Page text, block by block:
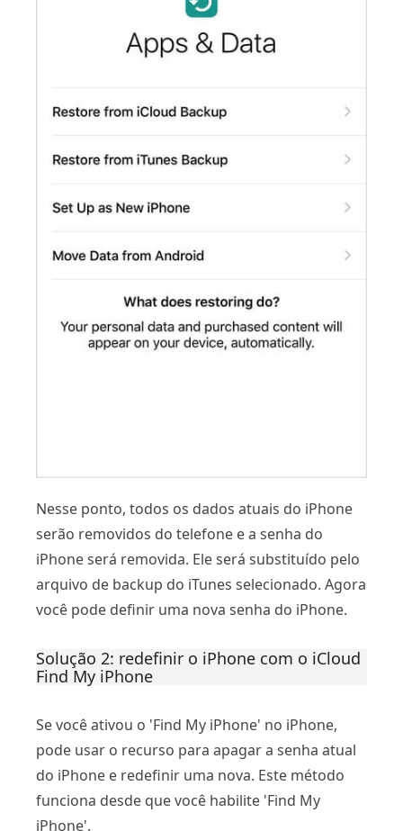
Nesse ponto, todos os dados atuais do iPhone
serão removidos do telefone e a senha do
iPhone será removida. Ele será substituído pelo
arquivo de backup do iTunes selecionado. Agora
você pode definir uma nova senha do iPhone.
Solução 2: redefinir o iPhone com o iCloud
Find My iPhone
Se você ativou o 'Find My iPhone' no iPhone,
pode usar o recurso para apagar a senha atual
do iPhone e redefinir uma nova. Este método
funciona desde que você habilite 'Find My
iPhone'.